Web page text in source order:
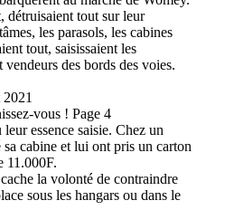
détruisaient tout sur leur
les parasols, les cabines
tout, saisissaient les
vendeurs des bords des voies.
vous ! Page 4
essence saisie. Chez un
cabine et lui ont pris un carton
11.000F.
la volonté de contraindre
sous les hangars ou dans le